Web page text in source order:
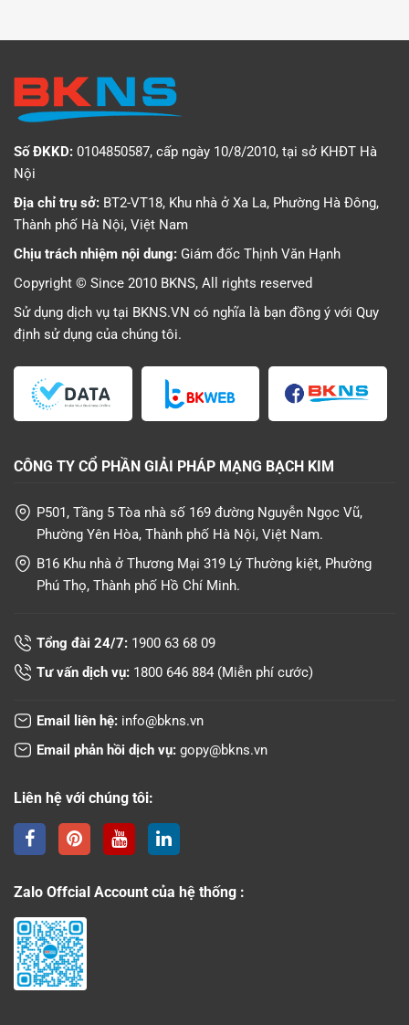
Số ĐKKD: 0104850587, cấp ngày 10/8/2010, tại sở KHĐT Hà
Nội
Địa chỉ trụ sở: BT2-VT18, Khu nhà ở Xa La, Phường Hà Đông,
Thành phố Hà Nội, Việt Nam
Chịu trách nhiệm nội dung: Giám đốc Thịnh Văn Hạnh
Copyright © Since 2010 BKNS, All rights reserved
Sử dụng dịch vụ tại BKNS.VN có nghĩa là bạn đồng ý với Quy
định sử dụng của chúng tôi.
CÔNG TY CỔ PHẦN GIẢI PHÁP MẠNG BẠCH KIM
P501, Tầng 5 Tòa nhà số 169 đường Nguyễn Ngọc Vũ,
Phường Yên Hòa, Thành phố Hà Nội, Việt Nam.
B16 Khu nhà ở Thương Mại 319 Lý Thường kiệt, Phường
Phú Thọ, Thành phố Hồ Chí Minh.
Tổng đài 24/7: 1900 63 68 09
Tư vấn dịch vụ: 1800 646 884 (Miễn phí cước)
Email liên hệ: info@bkns.vn
Email phản hồi dịch vụ: gopy@bkns.vn
Liên hệ với chúng tôi:
Zalo Offcial Account của hệ thống :